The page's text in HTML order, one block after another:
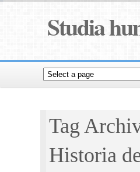
Studia
Tag
Historia